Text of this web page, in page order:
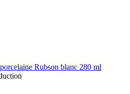
Rubson blanc 280 ml